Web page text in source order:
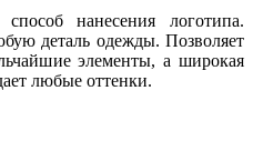
нанесения логотипа.
деталь одежды. Позволяет
элементы, а широкая
любые оттенки.